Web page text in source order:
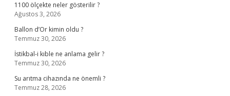
1100 ölçekte neler gösterilir ?
Ağustos 3, 2026
Ballon d’Or kimin oldu ?
Temmuz 30, 2026
İstikbal-i kıble ne anlama gelir ?
Temmuz 30, 2026
Su arıtma cihazında ne önemli ?
Temmuz 28, 2026